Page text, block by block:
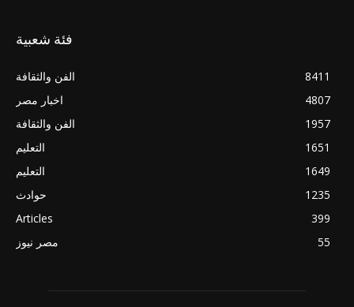
فئة شعبية
الفن والثقافة
8411
اخبار مصر
4807
الفن والثقافة
1957
التعليم
1651
التعليم
1649
حوادث
1235
Articles
399
مصر نيوز
55